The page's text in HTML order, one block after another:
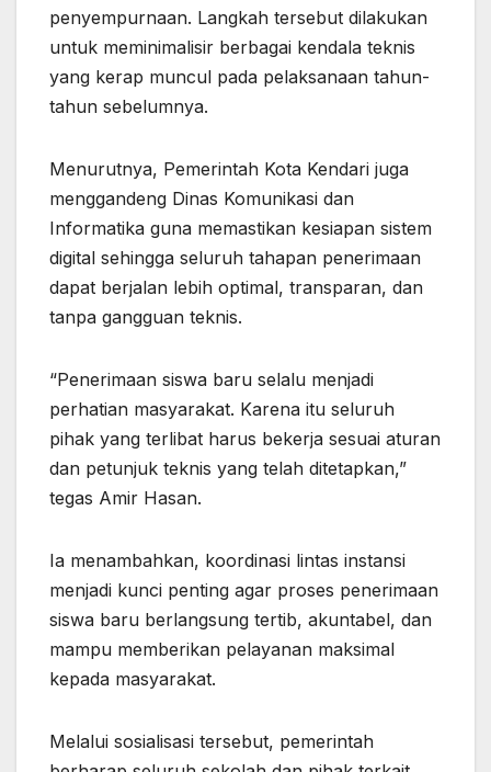
penyempurnaan. Langkah tersebut dilakukan
untuk meminimalisir berbagai kendala teknis
yang kerap muncul pada pelaksanaan tahun-
tahun sebelumnya.
Menurutnya, Pemerintah Kota Kendari juga
menggandeng Dinas Komunikasi dan
Informatika guna memastikan kesiapan sistem
digital sehingga seluruh tahapan penerimaan
dapat berjalan lebih optimal, transparan, dan
tanpa gangguan teknis.
“Penerimaan siswa baru selalu menjadi
perhatian masyarakat. Karena itu seluruh
pihak yang terlibat harus bekerja sesuai aturan
dan petunjuk teknis yang telah ditetapkan,”
tegas Amir Hasan.
Ia menambahkan, koordinasi lintas instansi
menjadi kunci penting agar proses penerimaan
siswa baru berlangsung tertib, akuntabel, dan
mampu memberikan pelayanan maksimal
kepada masyarakat.
Melalui sosialisasi tersebut, pemerintah